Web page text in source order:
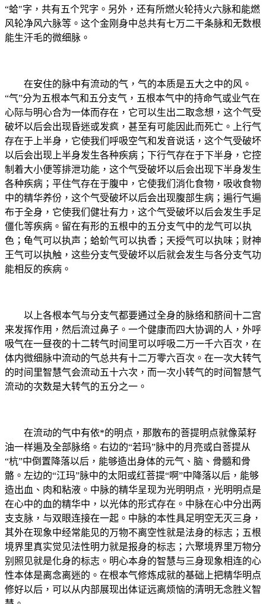
“蛤"字，共有五个咒字。另外，还有所燃火轮持火六脉和能燃
风轮净风六脉等。这个金刚身中总共有七万二干条脉和无数根
能生汗毛的微细脉。
在安住的脉中有流动的气，气的本质是五大之中的风。
“气”分为五根本气和五分支气，五根本气中的持命气或业气在
心际与明心合为一体而存在，它可以生出二取念想，这个气受
破坏以后会出现昏迷或发疯，甚至有可能因此而死亡。上行气
存在于上半身，它使我们呼吸空气和发音说话，这个气受破坏
以后会出现上半身发生各种疾病；下行气存在于下半身，它控
制着大小便等排泄功能，这个气受破坏以后会出现下半身发生
各种疾病；平住气存在于腹中，它使我们消化食物，吸收食物
中的精华养份，这个气受破坏以后会出现腹部生病；遍行气遍
布于全身，它使我们健壮有力，这个气受破坏以后会发生手足
僵化等疾病。留在有形的五根中的五分支气中的龙气可以执
色；龟气可以执声；蛤蚧气可以执香；天授气可以执味；财神
王气可以执触，这些分支气受破坏以后就会发生与各分支气功
能相反的疾病。
以上各根本气与分支气都要通过全身的脉络和脐间十二宫
来发挥作用，然后流过鼻子。一个健康而四大协调的人，外呼
吸气在一昼夜的十二转气时间里可以呼吸二万一千六百次，在
体内微细脉中流动的气总共有十二万零六百次。在一次大转气
的时间里智慧气会流动五十六次，而一次小转气的时间智慧气
流动的次数是大转气的五分之一。
在流动的气中有依*的明点，那散布的菩提明点就像菜籽
油一样遍及全部脉络。右边的“若玛”脉中的月亮或白菩提从
“杭”中倒置降落以后，能够造出身体的元气、脑、骨髓和骨
骼。左边的“江玛”脉中的太阳或红菩提“啊”中降落以后，能够
造出血、肉和粘液。中脉的精华呈现为光明明点，光明明点是
在心中的血的精华中，以光体的形式存在。中脉在心中分出两
支支脉，与双眼连接在一起。中脉的本性具足明空无灭三身，
其外在现象中经常能见的万物不离空性就是法身的标志；五根
境界里真实觉见法性明力就是报身的标志；六聚境界里万物分
别照见就是化身的标志。明心本身的智慧与三身现象相连的心
性本体是离念离迷的。在根本气修炼成就的基础上把精华明点
修好以后，可以从内部展现出体证远离烦恼的清明无念胜义智